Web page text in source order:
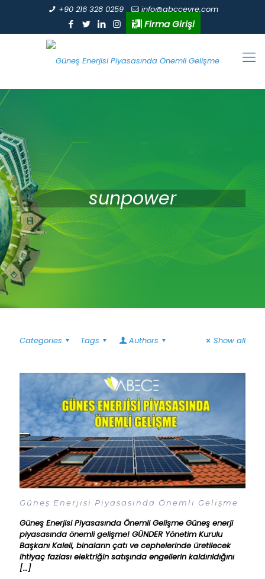
+90 216 328 0259 info@abccevre.com
Firma Girişi
sunpower
Categories Tags Authors Show all
Güneş Enerjisi Piyasasında Önemli Gelişme
Güneş Enerjisi Piyasasında Önemli Gelişme Güneş enerji
piyasasında önemli gelişme! GÜNDER Yönetim Kurulu
Başkanı Kaleli, binaların çatı ve cephelerinde üretilecek
ihtiyaç fazlası elektriğin satışında engellerin kaldırıldığını
[…]